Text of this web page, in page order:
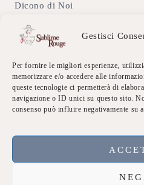
Gestisci
Per fornire le migliori esperienze,
memorizzare e/o accedere alle
queste tecnologie ci permetterà di
navigazione o ID unici su questo sito.
consenso può influire negativamente su
Dicono di Noi
Eventi Sublime
Contatti
Privacy Policy
Accedi